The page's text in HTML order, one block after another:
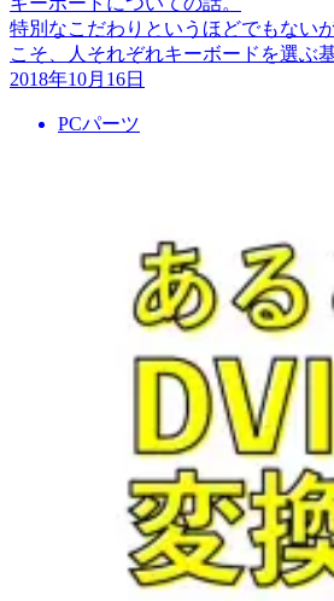
特別なこだわりというほどでもない
こそ、人それぞれキーボードを選ぶ
2018年10月16日
PCパーツ